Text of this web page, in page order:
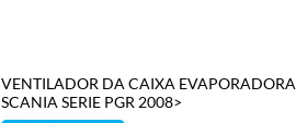
VENTILADOR DA CAIXA EVAPORADORA
SCANIA SERIE PGR 2008>